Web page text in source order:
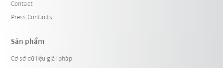
Contact
Press Contacts
Sản phẩm
Cơ sở dữ liệu giải pháp